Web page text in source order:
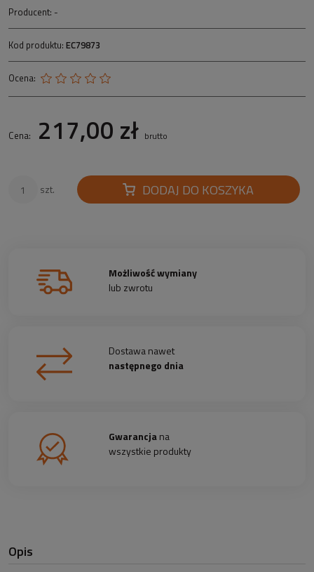
Producent: -
Kod produktu: EC79873
Ocena:
Cena: 217,00 zł brutto
szt. DODAJ DO KOSZYKA
Możliwość wymiany
lub zwrotu
Dostawa nawet
następnego dnia
Gwarancjana
wszystkie produkty
Opis